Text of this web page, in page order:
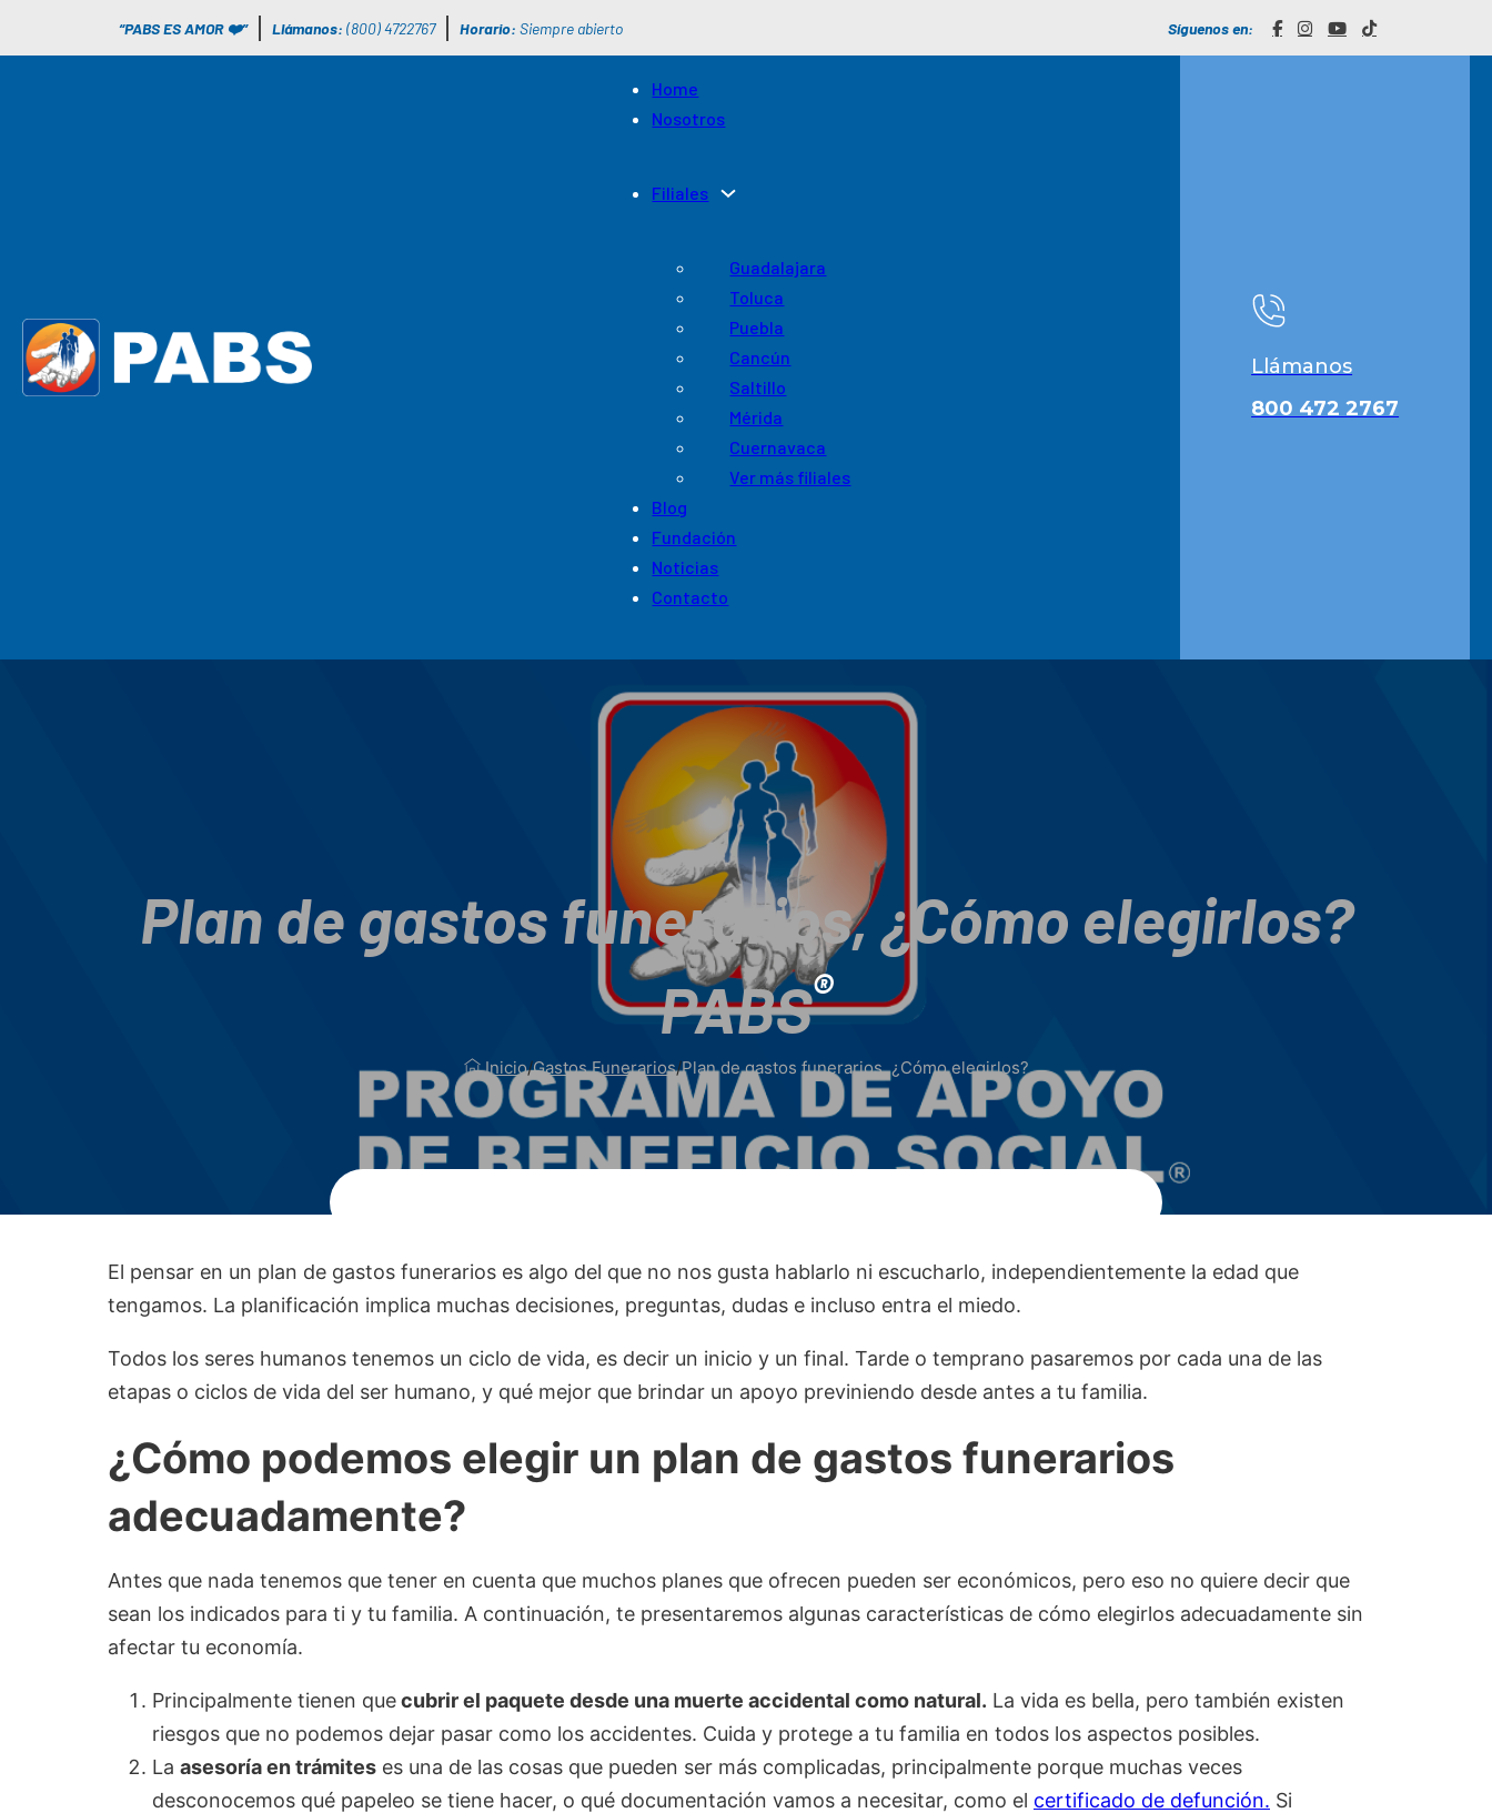
“PABS ES AMOR ❤️” Llámanos: (800) 4722767 Horario: Siempre abierto Síguenos en:
Home
Nosotros
Filiales
Guadalajara
Toluca
Puebla
Cancún
Saltillo
Mérida
Cuernavaca
Ver más filiales
Blog
Fundación
Noticias
Contacto
Llámanos
800 472 2767
Plan de gastos funerarios, ¿Cómo elegirlos?
PABS®
Inicio/Gastos Funerarios/Plan de gastos funerarios, ¿Cómo elegirlos?
El pensar en un plan de gastos funerarios es algo del que no nos gusta hablarlo ni escucharlo, independientemente la edad que
tengamos. La planificación implica muchas decisiones, preguntas, dudas e incluso entra el miedo.
Todos los seres humanos tenemos un ciclo de vida, es decir un inicio y un final. Tarde o temprano pasaremos por cada una de las
etapas o ciclos de vida del ser humano, y qué mejor que brindar un apoyo previniendo desde antes a tu familia.
¿Cómo podemos elegir un plan de gastos funerarios
adecuadamente?
Antes que nada tenemos que tener en cuenta que muchos planes que ofrecen pueden ser económicos, pero eso no quiere decir que
sean los indicados para ti y tu familia. A continuación, te presentaremos algunas características de cómo elegirlos adecuadamente sin
afectar tu economía.
Principalmente tienen quecubrir el paquete desde una muerte accidental como natural. La vida es bella, pero también existen
riesgos que no podemos dejar pasar como los accidentes. Cuida y protege a tu familia en todos los aspectos posibles.
La asesoría en trámites es una de las cosas que pueden ser más complicadas, principalmente porque muchas veces
desconocemos qué papeleo se tiene hacer, o qué documentación vamos a necesitar, como el certificado de defunción. Si